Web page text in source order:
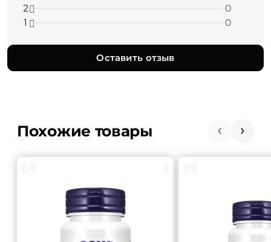
2
0
1
0
Оставить отзыв
Похожие товары
0 0